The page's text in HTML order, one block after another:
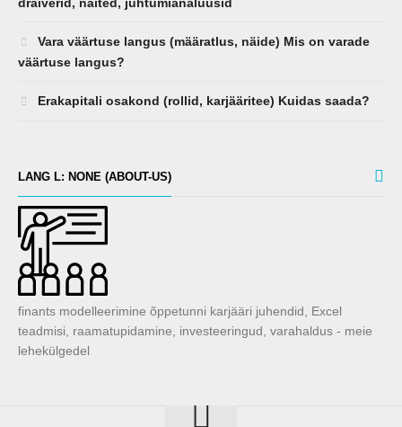
Vara väärtuse langus (määratlus, näide) Mis on varade
väärtuse langus?
Erakapitali osakond (rollid, karjääritee) Kuidas saada?
LANG L: NONE (ABOUT-US)
finants modelleerimine õppetunni karjääri juhendid, Excel
teadmisi, raamatupidamine, investeeringud, varahaldus - meie
lehekülgedel